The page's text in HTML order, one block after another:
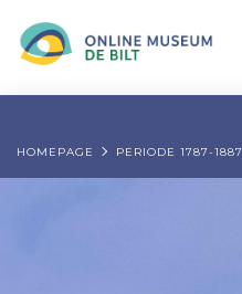
HOMEPAGE PERIODE 1787-1887